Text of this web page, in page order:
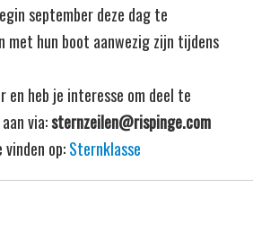
september deze dag te
met hun boot aanwezig zijn tijdens
en heb je interesse om deel te
via:sternzeilen@rispinge.com
op:Sternklasse